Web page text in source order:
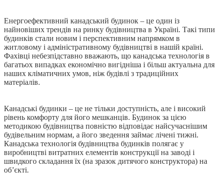
Енергоефективний канадський будинок – це один із
найновіших трендів на ринку будівництва в Україні. Такі типи
будинків стали новим і перспективним напрямком в
житловому і адміністративному будівництві в нашій країні.
Фахівці небезпідставно вважають, що канадська технологія в
багатьох випадках економічно вигідніша і більш актуальна для
наших кліматичних умов, ніж будівлі з традиційних
матеріалів.
Канадські будинки – це не тільки доступність, але і високий
рівень комфорту для його мешканців. Будинок за цією
методикою будівництва повністю відповідає найсучаснішим
будівельним нормам, а його зведення займає лічені тижні.
Канадська технологія будівництва будинків полягає у
виробництві витратних елементів конструкції на заводі і
швидкого складання їх (на зразок дитячого конструктора) на
об’єкті.